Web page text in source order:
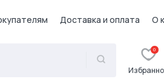
Доставка и оплата О
0